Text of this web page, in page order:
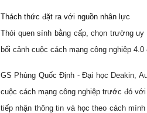
Thách thức đặt ra với nguồn nhân lực
Thói quen sính bằng cấp, chọn trường
bối cảnh cuộc cách mạng công nghiệp 4.0
GS Phùng Quốc Định - Đại học Deakin,
cuộc cách mạng công nghiệp trước đó
tiếp nhận thông tin và học theo cách